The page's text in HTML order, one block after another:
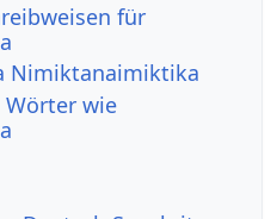
für
Nimiktanaimiktika
wie